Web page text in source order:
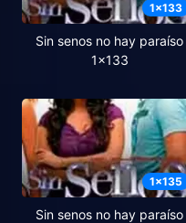
1x133
Sin senos no hay paraíso
1x133
1x135
Sin senos no hay paraíso